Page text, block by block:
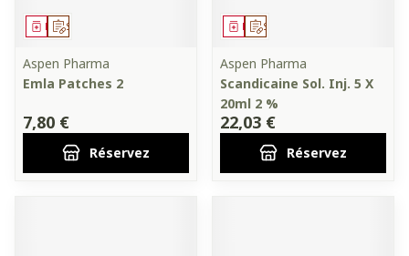
Sur prescription
Médicament
Aspen Pharma
Emla Patches 2
7,80 €
Réservez
Sur prescription
Médicament
Aspen Pharma
Scandicaine Sol. Inj. 5 X
20ml 2 %
22,03 €
Réservez